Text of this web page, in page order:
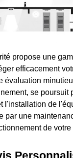
propose une
efficacement
évaluation
se poursuit
l'installation de
par une
de votre